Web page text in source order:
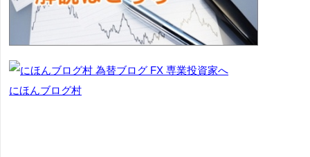
にほんブログ村